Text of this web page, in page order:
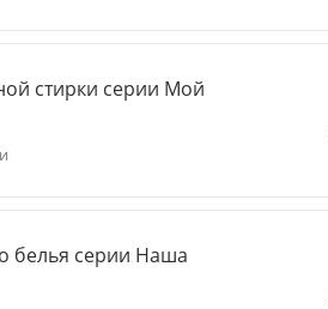
стирки серии Мой
белья серии Наша